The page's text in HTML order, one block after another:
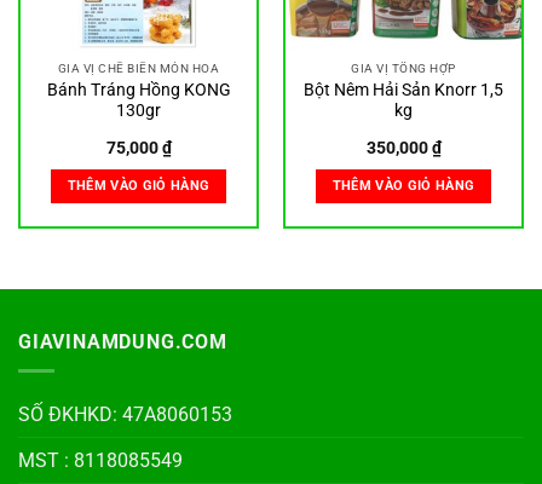
GIA VỊ CHẾ BIẾN MÓN HOA
Bánh Tráng Hồng KONG
130gr
75,000₫
THÊM VÀO GIỎ HÀNG
GIA VỊ TỔNG HỢP
Bột Nêm Hải Sản Knorr 1,5
kg
350,000₫
THÊM VÀO GIỎ HÀNG
GIAVINAMDUNG.COM
SỐ ĐKHKD: 47A8060153
MST : 8118085549